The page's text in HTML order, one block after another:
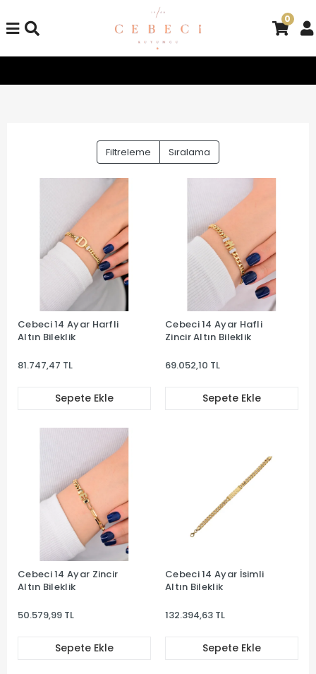
0
Filtreleme Sıralama
Cebeci 14 Ayar Harfli
Altın Bileklik
81.747,47 TL
Sepete Ekle
Cebeci 14 Ayar Hafli
Zincir Altın Bileklik
69.052,10 TL
Sepete Ekle
Cebeci 14 Ayar Zincir
Altın Bileklik
50.579,99 TL
Sepete Ekle
Cebeci 14 Ayar İsimli
Altın Bileklik
132.394,63 TL
Sepete Ekle